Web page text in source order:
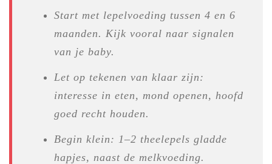
Start met lepelvoeding tussen 4 en 6
maanden. Kijk vooral naar signalen
van je baby.
Let op tekenen van klaar zijn:
interesse in eten, mond openen, hoofd
goed recht houden.
Begin klein: 1–2 theelepels gladde
hapjes, naast de melkvoeding.